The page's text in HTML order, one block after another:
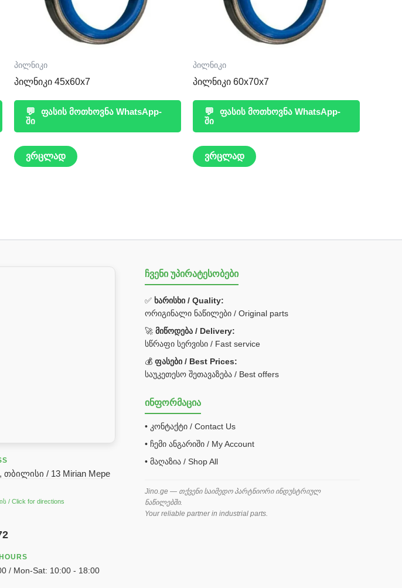
პილნიკი
პილნიკი 45x60x7
💬
ფასის მოთხოვნა WhatsApp-
ში
ვრცლად
პილნიკი
პილნიკი 60x70x7
💬
ფასის მოთხოვნა WhatsApp-
ში
ვრცლად
თბილისი / 13 Mirian Mepe
/ Click for directions
/ Mon-Sat: 10:00 - 18:00
ჩვენი უპირატესობები
✅ ხარისხი / Quality:
ორიგინალი ნაწილები / Original parts
🚀მიწოდება / Delivery:
სწრაფი სერვისი / Fast service
💰ფასები / Best Prices:
საუკეთესო შეთავაზება / Best offers
ინფორმაცია
• კონტაქტი / Contact Us
• ჩემი ანგარიში / My Account
• მაღაზია / Shop All
Jino.ge — თქვენი საიმედო პარტნიორი ინდუსტრიულ
ნაწილებში.
Your reliable partner in industrial parts.